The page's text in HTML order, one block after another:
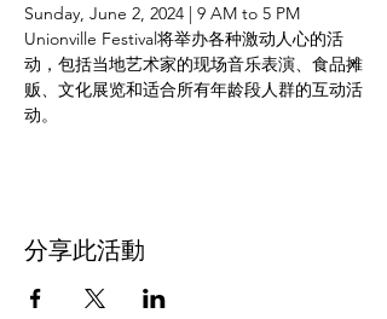
Sunday, June 2, 2024 | 9 AM to 5 PM
Unionville Festival将举办各种激动人心的活
动，包括当地艺术家的现场音乐表演、食品摊
贩、文化展览和适合所有年龄段人群的互动活
动。
分享此活動